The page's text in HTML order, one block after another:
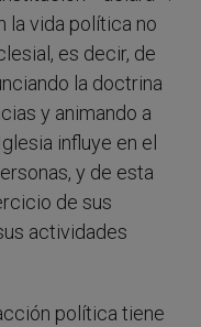
la vida política no
es decir, de
la doctrina
y animando a
influye en el
y de esta
de sus
actividades
política tiene